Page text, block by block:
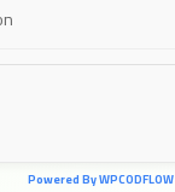
Powered By WPCODFLOW